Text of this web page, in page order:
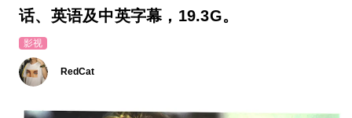
话、英语及中英字幕，19.3G。
影视
RedCat